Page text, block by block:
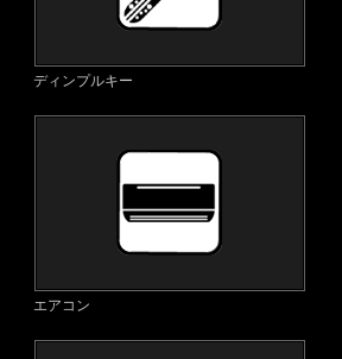
ディンプルキー
エアコン